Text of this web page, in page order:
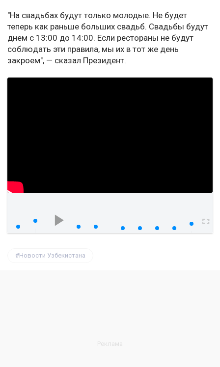
"На свадьбах будут только молодые. Не будет
теперь как раньше больших свадьб. Свадьбы будут
днем с 13:00 до 14:00. Если рестораны не будут
соблюдать эти правила, мы их в тот же день
закроем", — сказал Президент.
Новости Узбекистана